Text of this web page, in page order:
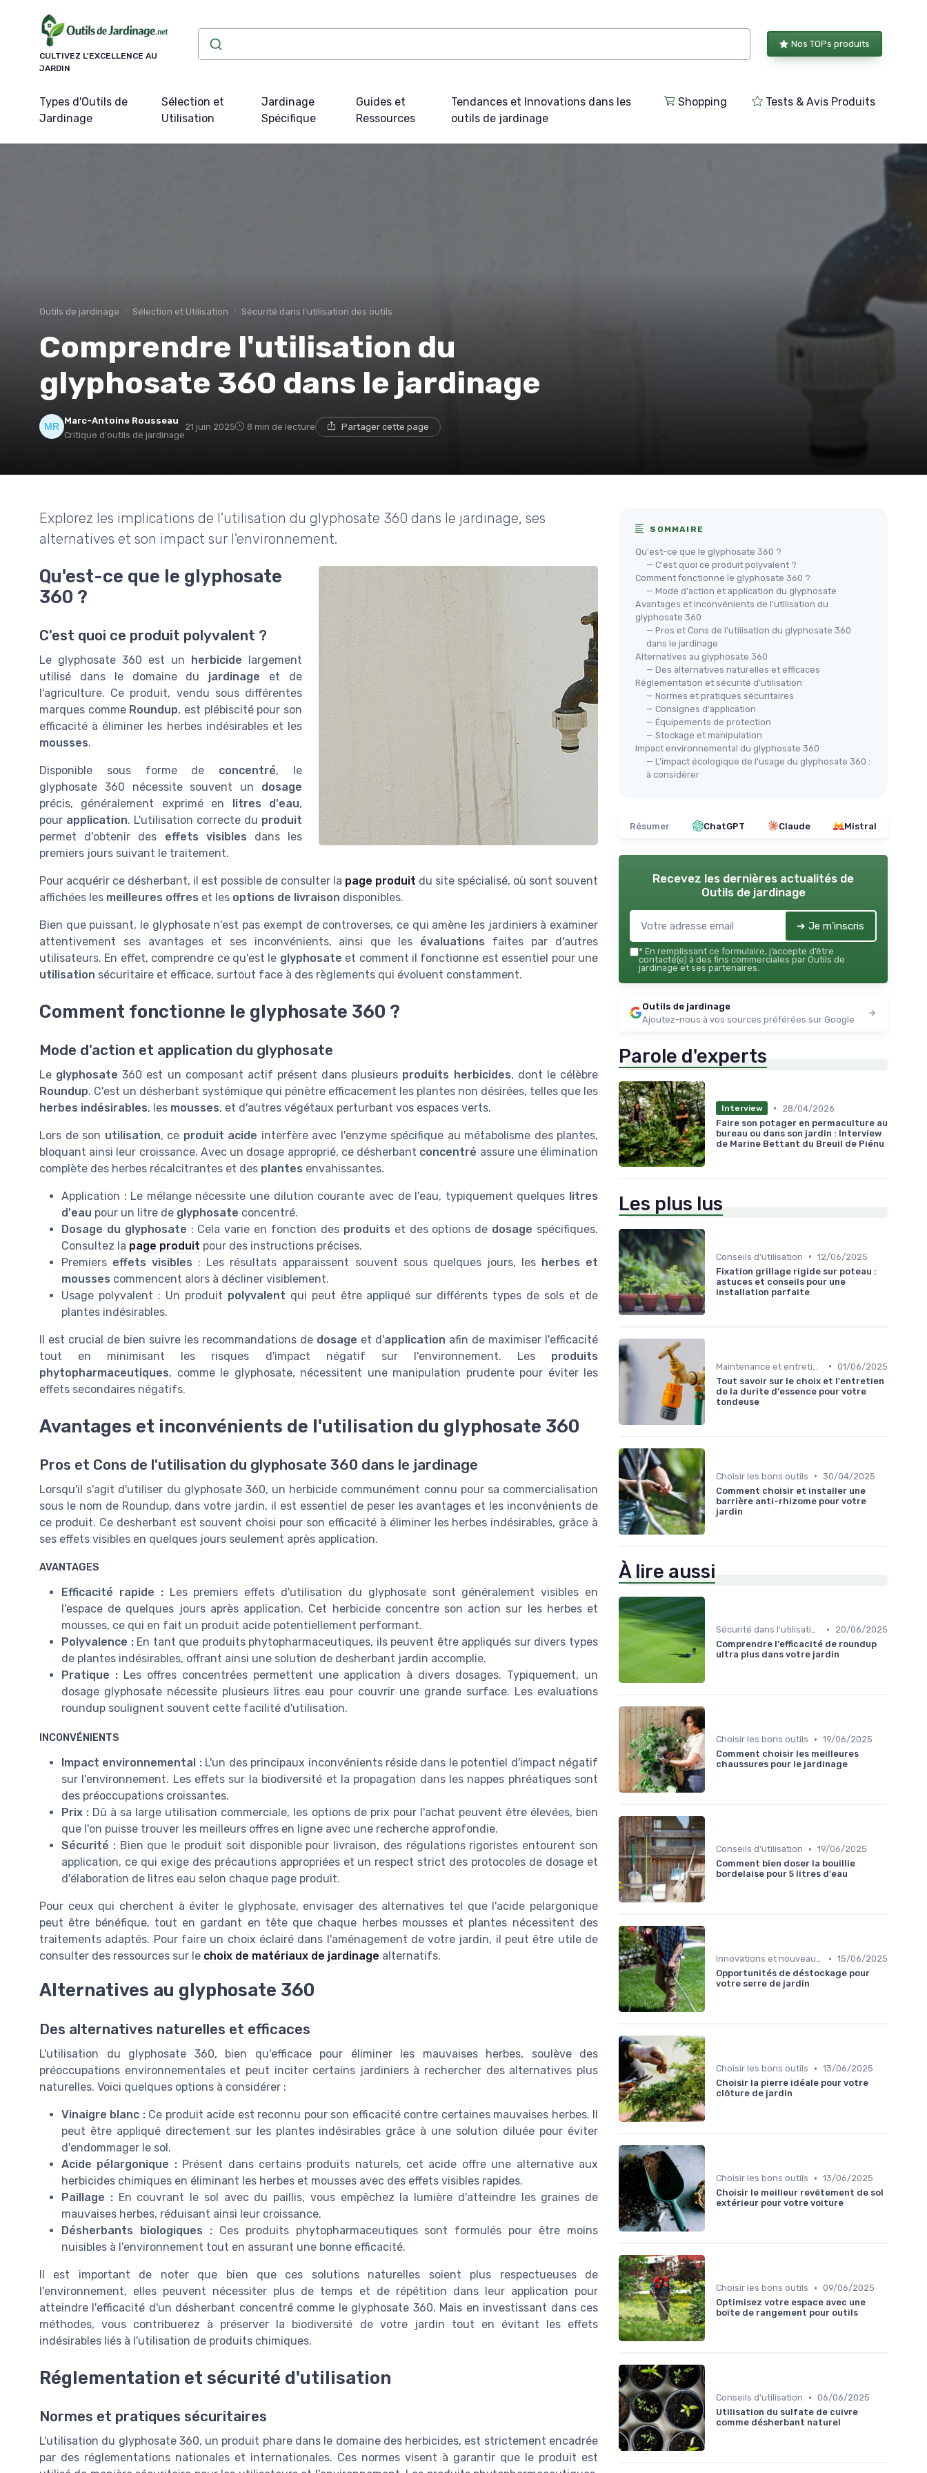
CULTIVEZ L'EXCELLENCE AU
JARDIN
Nos TOPs produits
Types d'Outils de
Jardinage
Sélection et
Utilisation
Jardinage
Spécifique
Guides et
Ressources
Tendances et Innovations dans les
outils de jardinage
Shopping Tests & Avis Produits
Outils de jardinage Sélection et Utilisation Sécurité dans l'utilisation des outils
Comprendre l'utilisation du
glyphosate 360 dans le jardinage
Marc-Antoine Rousseau
Critique d'outils de jardinage
21 juin 2025 8 min de lecture Partager cette page
Explorez les implications de l'utilisation du glyphosate 360 dans le jardinage, ses
alternatives et son impact sur l'environnement.
Qu'est-ce que le glyphosate
360 ?
C'est quoi ce produit polyvalent ?
Le glyphosate 360 est un herbicide largement
utilisé dans le domaine du jardinage et de
l'agriculture. Ce produit, vendu sous différentes
marques comme Roundup, est plébiscité pour son
efficacité à éliminer les herbes indésirables et les
mousses.
Disponible sous forme de concentré, le
glyphosate 360 nécessite souvent un dosage
précis, généralement exprimé en litres d'eau,
pour application. L'utilisation correcte du produit
permet d'obtenir des effets visibles dans les
premiers jours suivant le traitement.
Pour acquérir ce désherbant, il est possible de consulter la page produit du site spécialisé, où sont souvent
affichées les meilleures offres et les options de livraison disponibles.
Bien que puissant, le glyphosate n'est pas exempt de controverses, ce qui amène les jardiniers à examiner
attentivement ses avantages et ses inconvénients, ainsi que les évaluations faites par d'autres
utilisateurs. En effet, comprendre ce qu'est le glyphosate et comment il fonctionne est essentiel pour une
utilisation sécuritaire et efficace, surtout face à des règlements qui évoluent constamment.
Comment fonctionne le glyphosate 360 ?
Mode d'action et application du glyphosate
Le glyphosate 360 est un composant actif présent dans plusieurs produits herbicides, dont le célèbre
Roundup. C'est un désherbant systémique qui pénètre efficacement les plantes non désirées, telles que les
herbes indésirables, les mousses, et d'autres végétaux perturbant vos espaces verts.
Lors de son utilisation, ce produit acide interfère avec l'enzyme spécifique au métabolisme des plantes,
bloquant ainsi leur croissance. Avec un dosage approprié, ce désherbant concentré assure une élimination
complète des herbes récalcitrantes et des plantes envahissantes.
Application : Le mélange nécessite une dilution courante avec de l'eau, typiquement quelques litres
d'eau pour un litre de glyphosate concentré.
Dosage du glyphosate : Cela varie en fonction des produits et des options de dosage spécifiques.
Consultez la page produit pour des instructions précises.
Premiers effets visibles : Les résultats apparaissent souvent sous quelques jours, les herbes et
mousses commencent alors à décliner visiblement.
Usage polyvalent : Un produit polyvalent qui peut être appliqué sur différents types de sols et de
plantes indésirables.
Il est crucial de bien suivre les recommandations de dosage et d'application afin de maximiser l'efficacité
tout en minimisant les risques d'impact négatif sur l'environnement. Les produits
phytopharmaceutiques, comme le glyphosate, nécessitent une manipulation prudente pour éviter les
effets secondaires négatifs.
Avantages et inconvénients de l'utilisation du glyphosate 360
Pros et Cons de l'utilisation du glyphosate 360 dans le jardinage
Lorsqu'il s'agit d'utiliser du glyphosate 360, un herbicide communément connu pour sa commercialisation
sous le nom de Roundup, dans votre jardin, il est essentiel de peser les avantages et les inconvénients de
ce produit. Ce desherbant est souvent choisi pour son efficacité à éliminer les herbes indésirables, grâce à
ses effets visibles en quelques jours seulement après application.
AVANTAGES
Efficacité rapide :Les premiers effets d'utilisation du glyphosate sont généralement visibles en
l'espace de quelques jours après application. Cet herbicide concentre son action sur les herbes et
mousses, ce qui en fait un produit acide potentiellement performant.
Polyvalence :En tant que produits phytopharmaceutiques, ils peuvent être appliqués sur divers types
de plantes indésirables, offrant ainsi une solution de desherbant jardin accomplie.
Pratique :Les offres concentrées permettent une application à divers dosages. Typiquement, un
dosage glyphosate nécessite plusieurs litres eau pour couvrir une grande surface. Les evaluations
roundup soulignent souvent cette facilité d'utilisation.
INCONVÉNIENTS
Impact environnemental :L'un des principaux inconvénients réside dans le potentiel d'impact négatif
sur l'environnement. Les effets sur la biodiversité et la propagation dans les nappes phréatiques sont
des préoccupations croissantes.
Prix : Dû à sa large utilisation commerciale, les options de prix pour l'achat peuvent être élevées, bien
que l'on puisse trouver les meilleurs offres en ligne avec une recherche approfondie.
Sécurité :Bien que le produit soit disponible pour livraison, des régulations rigoristes entourent son
application, ce qui exige des précautions appropriées et un respect strict des protocoles de dosage et
d'élaboration de litres eau selon chaque page produit.
Pour ceux qui cherchent à éviter le glyphosate, envisager des alternatives tel que l'acide pelargonique
peut être bénéfique, tout en gardant en tête que chaque herbes mousses et plantes nécessitent des
traitements adaptés. Pour faire un choix éclairé dans l'aménagement de votre jardin, il peut être utile de
consulter des ressources sur le choix de matériaux de jardinage alternatifs.
Alternatives au glyphosate 360
Des alternatives naturelles et efficaces
L'utilisation du glyphosate 360, bien qu'efficace pour éliminer les mauvaises herbes, soulève des
préoccupations environnementales et peut inciter certains jardiniers à rechercher des alternatives plus
naturelles. Voici quelques options à considérer :
Vinaigre blanc :Ce produit acide est reconnu pour son efficacité contre certaines mauvaises herbes. Il
peut être appliqué directement sur les plantes indésirables grâce à une solution diluée pour éviter
d'endommager le sol.
Acide pélargonique :Présent dans certains produits naturels, cet acide offre une alternative aux
herbicides chimiques en éliminant les herbes et mousses avec des effets visibles rapides.
Paillage :En couvrant le sol avec du paillis, vous empêchez la lumière d'atteindre les graines de
mauvaises herbes, réduisant ainsi leur croissance.
Désherbants biologiques :Ces produits phytopharmaceutiques sont formulés pour être moins
nuisibles à l'environnement tout en assurant une bonne efficacité.
Il est important de noter que bien que ces solutions naturelles soient plus respectueuses de
l'environnement, elles peuvent nécessiter plus de temps et de répétition dans leur application pour
atteindre l'efficacité d'un désherbant concentré comme le glyphosate 360. Mais en investissant dans ces
méthodes, vous contribuerez à préserver la biodiversité de votre jardin tout en évitant les effets
indésirables liés à l'utilisation de produits chimiques.
Réglementation et sécurité d'utilisation
Normes et pratiques sécuritaires
L'utilisation du glyphosate 360, un produit phare dans le domaine des herbicides, est strictement encadrée
par des réglementations nationales et internationales. Ces normes visent à garantir que le produit est
SOMMAIRE
Qu'est-ce que le glyphosate 360 ?
— C'est quoi ce produit polyvalent ?
Comment fonctionne le glyphosate 360 ?
— Mode d'action et application du glyphosate
Avantages et inconvénients de l'utilisation du
glyphosate 360
— Pros et Cons de l'utilisation du glyphosate 360
dans le jardinage
Alternatives au glyphosate 360
— Des alternatives naturelles et efficaces
Réglementation et sécurité d'utilisation
— Normes et pratiques sécuritaires
— Consignes d'application
— Équipements de protection
— Stockage et manipulation
Impact environnemental du glyphosate 360
— L'impact écologique de l'usage du glyphosate 360 :
à considérer
Résumer ChatGPT Claude Mistral
Recevez les dernières actualités de
Outils de jardinage
➔ Je m'inscris
* En remplissant ce formulaire, j’accepte d’être
contacté(e) à des fins commerciales par Outils de
jardinage et ses partenaires.
Outils de jardinage
Ajoutez-nous à vos sources préférées sur Google
Parole d'experts
Interview •
28/04/2026
Faire son potager en permaculture au
bureau ou dans son jardin : Interview
de Marine Bettant du Breuil de Piénu
Les plus lus
Conseils d'utilisation • 12/06/2025
Fixation grillage rigide sur poteau :
astuces et conseils pour une
installation parfaite
• 01/06/2025
Tout savoir sur le choix et l'entretien
de la durite d'essence pour votre
tondeuse
Choisir les bons outils • 30/04/2025
Comment choisir et installer une
barrière anti-rhizome pour votre
jardin
À lire aussi
Sécurité dans l'utilisation des outils •
20/06/2025
Comprendre l'efficacité de roundup
ultra plus dans votre jardin
Choisir les bons outils • 19/06/2025
Comment choisir les meilleures
chaussures pour le jardinage
Conseils d'utilisation • 19/06/2025
Comment bien doser la bouillie
bordelaise pour 5 litres d'eau
Innovations et nouveaux produits • 15/06/2025
Opportunités de déstockage pour
votre serre de jardin
Choisir les bons outils • 13/06/2025
Choisir la pierre idéale pour votre
clôture de jardin
Choisir les bons outils • 13/06/2025
Choisir le meilleur revêtement de sol
extérieur pour votre voiture
Choisir les bons outils • 09/06/2025
Optimisez votre espace avec une
boîte de rangement pour outils
Conseils d'utilisation • 06/06/2025
Utilisation du sulfate de cuivre
comme désherbant naturel